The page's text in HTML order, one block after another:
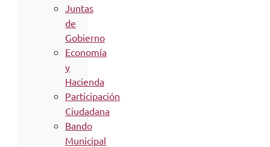
Juntas
de
Gobierno
Economía
y
Hacienda
Participación
Ciudadana
Bando
Municipal